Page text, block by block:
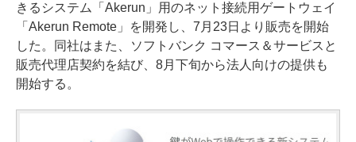
きるシステム「Akerun」用のネット接続用ゲートウェイ
「Akerun Remote」を開発し、7月23日より販売を開始
した。同社はまた、ソフトバンク コマース＆サービスと
販売代理店契約を結び、8月下旬から法人向けの提供も
開始する。